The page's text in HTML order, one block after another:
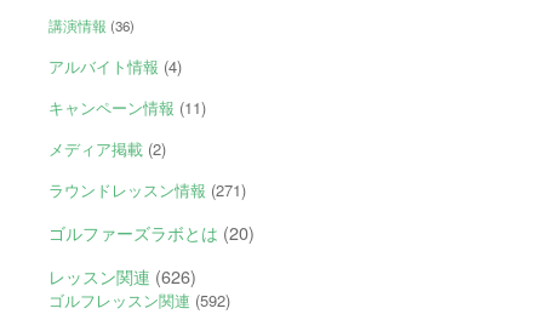
講演情報 (36)
アルバイト情報 (4)
キャンペーン情報 (11)
メディア掲載(2)
ラウンドレッスン情報 (271)
ゴルファーズラボとは (20)
レッスン関連 (626)
ゴルフレッスン関連 (592)